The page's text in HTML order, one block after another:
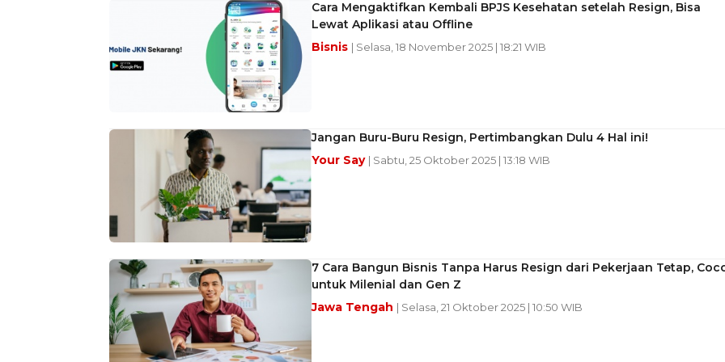
Cara Mengaktifkan Kembali BPJS Kesehatan setelah Resign, Bisa
Lewat Aplikasi atau Offline
Bisnis | Selasa, 18 November 2025 | 18:21 WIB
Jangan Buru-Buru Resign, Pertimbangkan Dulu 4 Hal ini!
Your Say | Sabtu, 25 Oktober 2025 | 13:18 WIB
7 Cara Bangun Bisnis Tanpa Harus Resign dari Pekerjaan Tetap,
untuk Milenial dan Gen Z
Jawa Tengah | Selasa, 21 Oktober 2025 | 10:50 WIB